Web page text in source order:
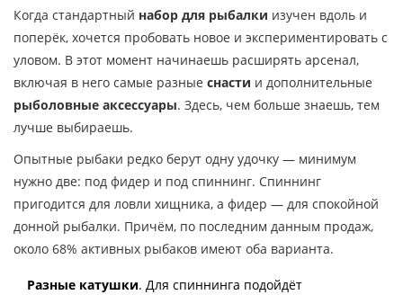
Когда стандартный набор для рыбалки изучен вдоль и
поперёк, хочется пробовать новое и экспериментировать с
уловом. В этот момент начинаешь расширять арсенал,
включая в него самые разные снасти и дополнительные
рыболовные аксессуары. Здесь, чем больше знаешь, тем
лучше выбираешь.
Опытные рыбаки редко берут одну удочку — минимум
нужно две: под фидер и под спиннинг. Спиннинг
пригодится для ловли хищника, а фидер — для спокойной
донной рыбалки. Причём, по последним данным продаж,
около 68% активных рыбаков имеют оба варианта.
Разные катушки. Для спиннинга подойдёт